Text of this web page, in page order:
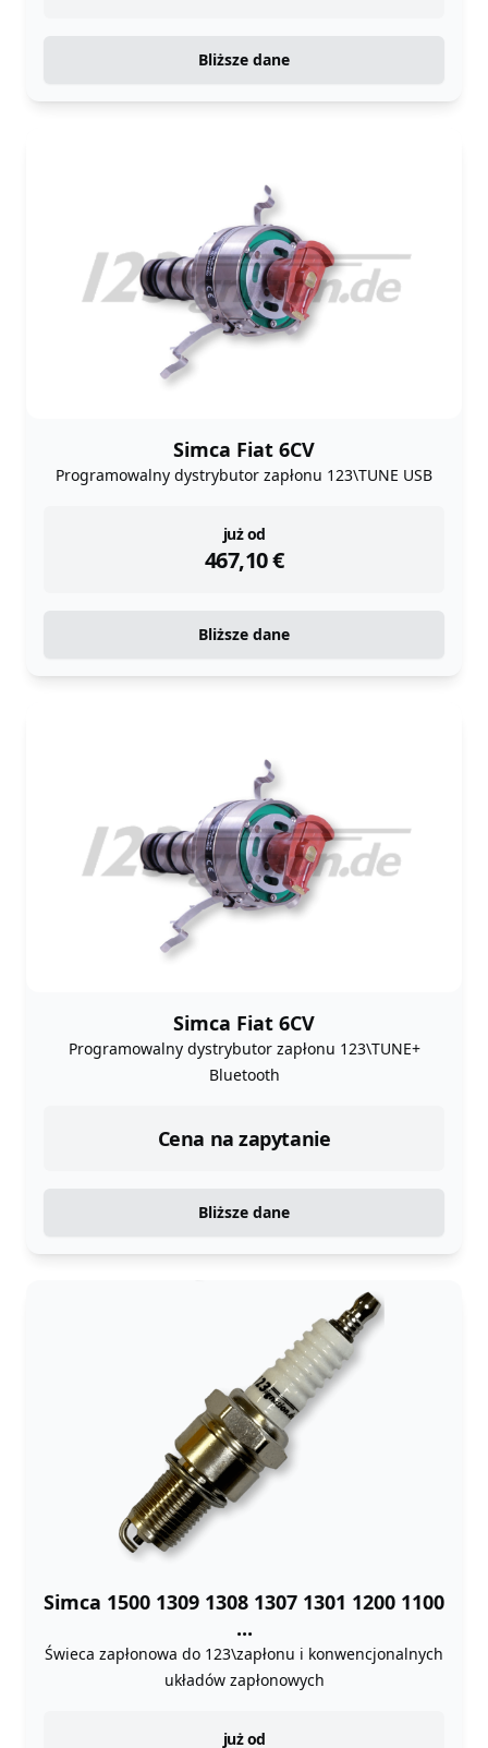
Bliższe dane
Simca Fiat 6CV
Programowalny dystrybutor zapłonu 123\TUNE USB
już od
467,10€
instock
Bliższe dane
Simca Fiat 6CV
Programowalny dystrybutor zapłonu 123\TUNE+
Bluetooth
Cena na zapytanie
Bliższe dane
Simca 1500 1309 1308 1307 1301 1200 1100
...
Świeca zapłonowa do 123\zapłonu i konwencjonalnych
układów zapłonowych
już od
instock